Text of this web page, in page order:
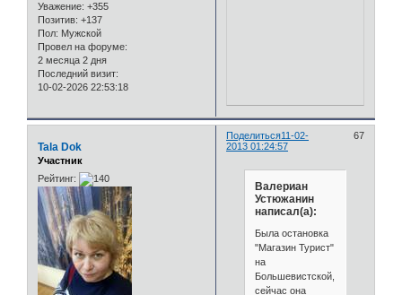
Уважение: +355
Позитив: +137
Пол: Мужской
Провел на форуме:
2 месяца 2 дня
Последний визит:
10-02-2026 22:53:18
Поделиться 67
11-02-
2013 01:24:57
Tala Dok
Участник
Рейтинг:
Валериан
Устюжанин
написал(а):
Была остановка
"Магазин Турист"
на
Большевистской,
сейчас она